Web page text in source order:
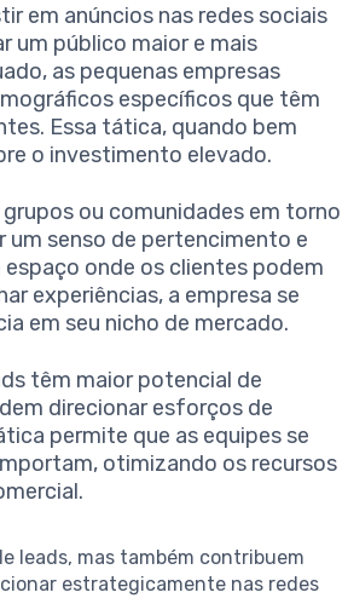
em anúncios nas redes sociais
um público maior e mais
as pequenas empresas
específicos que têm
Essa tática, quando bem
o investimento elevado.
ou comunidades em torno
um senso de pertencimento e
onde os clientes podem
experiências, a empresa se
em seu nicho de mercado.
têm maior potencial de
direcionar esforços de
permite que as equipes se
otimizando os recursos
leads, mas também contribuem
estrategicamente nas redes